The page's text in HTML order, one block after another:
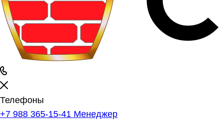
Телефоны
+7 988 365-15-41 Менеджер